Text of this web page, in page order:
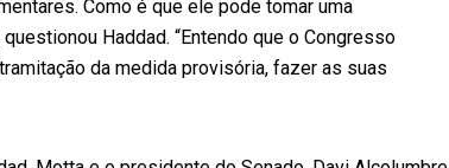
Como é que ele pode tomar uma
Haddad. “Entendo que o Congresso
da medida provisória, fazer as suas